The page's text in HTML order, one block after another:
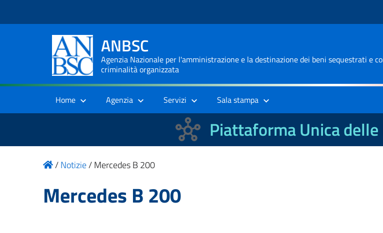
ANBSC
Agenzia Nazionale per l'amministrazione e la destinazione dei beni sequestrati e
criminalità organizzata
Home Agenzia Servizi Sala stampa
Piattaforma Unica
/Notizie/Mercedes B 200
Mercedes B 200